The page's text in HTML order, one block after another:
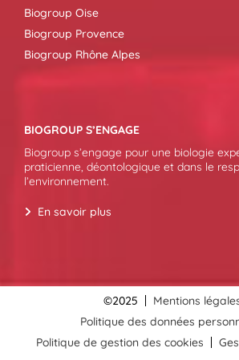
Biogroup Oise
Biogroup Provence
Biogroup Rhône Alpes
BIOGROUP S’ENGAGE
Biogroup s’engage pour une biologie
praticienne, déontologique et dans le
l’environnement.
En savoir plus
©2025
Mentions
Politique des données
Politique de gestion des cookies